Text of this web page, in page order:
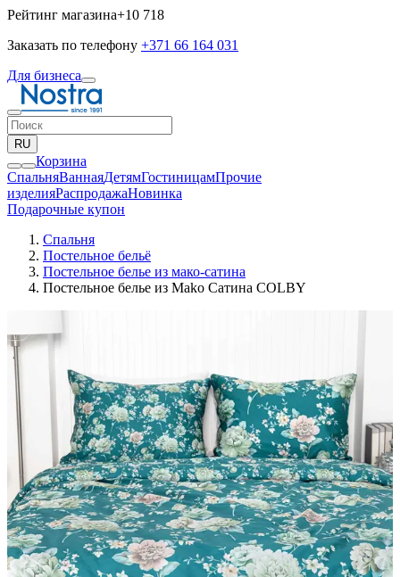
Рейтинг магазина+10 718
Заказать по телефону +371 66 164 031
Для бизнеса
RU
Корзина
СпальняВаннаяДетямГостиницамПрочие
изделияPаспродажаНовинка
Подарочные купон
Спальня
Постельное бельё
Постельное белье из мако-сатина
Постельное белье из Mako Сатина COLBY